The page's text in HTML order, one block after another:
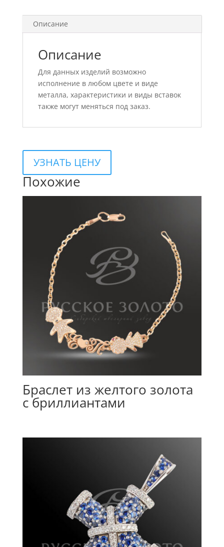
Описание
Описание
Для данных изделий возможно
исполнение в любом цвете и виде
металла, характеристики и виды вставок
также могут меняться под заказ.
УЗНАТЬ ЦЕНУ
Похожие
Браслет из желтого золота
с бриллиантами